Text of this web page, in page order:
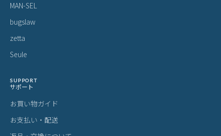
MAN-SEL
bugslaw
zetta
Seule
SUPPORT
サポート
お買い物ガイド
お支払い・配送